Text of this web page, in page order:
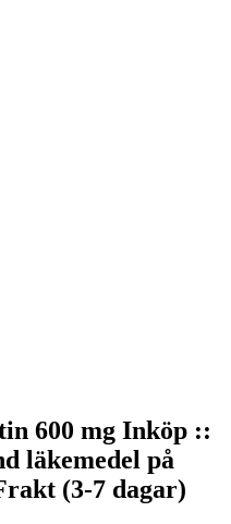
600 mg Inköp ::
läkemedel på
(3-7 dagar)